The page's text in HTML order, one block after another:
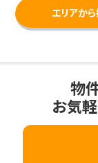
エリアか
物
お気